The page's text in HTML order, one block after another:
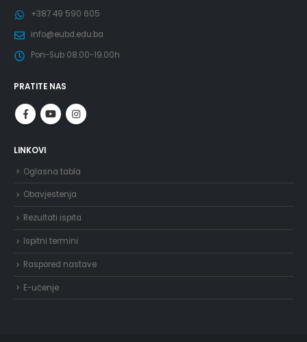
+387 49 590 605
info@eubd.edu.ba
Pon-Sub 08.00-19.00h
PRATITE NAS
LINKOVI
Oglasna tabla
Obavjestenja
Rezultati ispita
Ispitni termini
Raspored nastave
E-učenje